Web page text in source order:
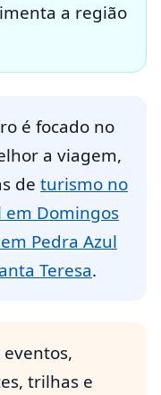
a região
é focado no
a viagem,
de turismo no
em Domingos
Pedra Azul
Teresa.
eventos,
trilhas e